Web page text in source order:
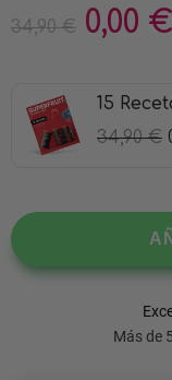
34,90€ 0,00 €
15
34,90€